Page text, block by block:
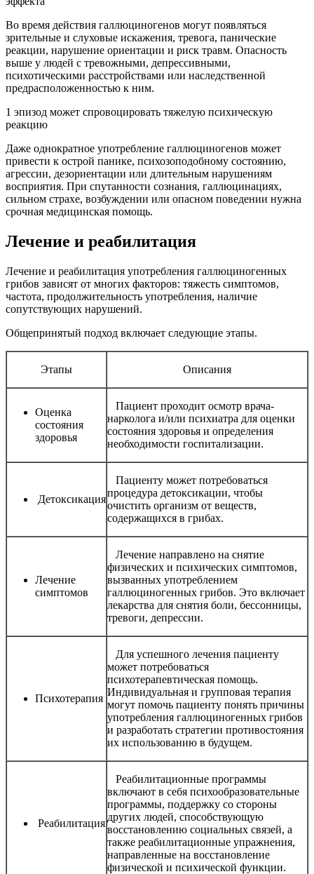
Во время действия галлюциногенов могут появляться
зрительные и слуховые искажения, тревога, панические
реакции, нарушение ориентации и риск травм. Опасность
выше у людей с тревожными, депрессивными,
психотическими расстройствами или наследственной
предрасположенностью к ним.
1 эпизод может спровоцировать тяжелую психическую
реакцию
Даже однократное употребление галлюциногенов может
привести к острой панике, психозоподобному состоянию,
агрессии, дезориентации или длительным нарушениям
восприятия. При спутанности сознания, галлюцинациях,
сильном страхе, возбуждении или опасном поведении нужна
срочная медицинская помощь.
Лечение и реабилитация
Лечение и реабилитация употребления галлюциногенных
грибов зависят от многих факторов: тяжесть симптомов,
частота, продолжительность употребления, наличие
сопутствующих нарушений.
Общепринятый подход включает следующие этапы.
Этапы Описания
Оценка
состояния
здоровья
Пациент проходит осмотр врача-
нарколога и/или психиатра для оценки
состояния здоровья и определения
необходимости госпитализации.
Детоксикация
Пациенту может потребоваться
процедура детоксикации, чтобы
очистить организм от веществ,
содержащихся в грибах.
Лечение
симптомов
Лечение направлено на снятие
физических и психических симптомов,
вызванных употреблением
галлюциногенных грибов. Это включает
лекарства для снятия боли, бессонницы,
тревоги, депрессии.
Психотерапия
Для успешного лечения пациенту
может потребоваться
психотерапевтическая помощь.
Индивидуальная и групповая терапия
могут помочь пациенту понять причины
употребления галлюциногенных грибов
и разработать стратегии противостояния
их использованию в будущем.
Реабилитация
Реабилитационные программы
включают в себя психообразовательные
программы, поддержку со стороны
других людей, способствующую
восстановлению социальных связей, а
также реабилитационные упражнения,
направленные на восстановление
физической и психической функции.